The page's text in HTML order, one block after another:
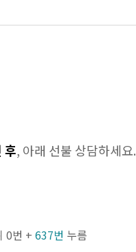
후, 아래 선불 상담하세요.
0번 + 637번 누름